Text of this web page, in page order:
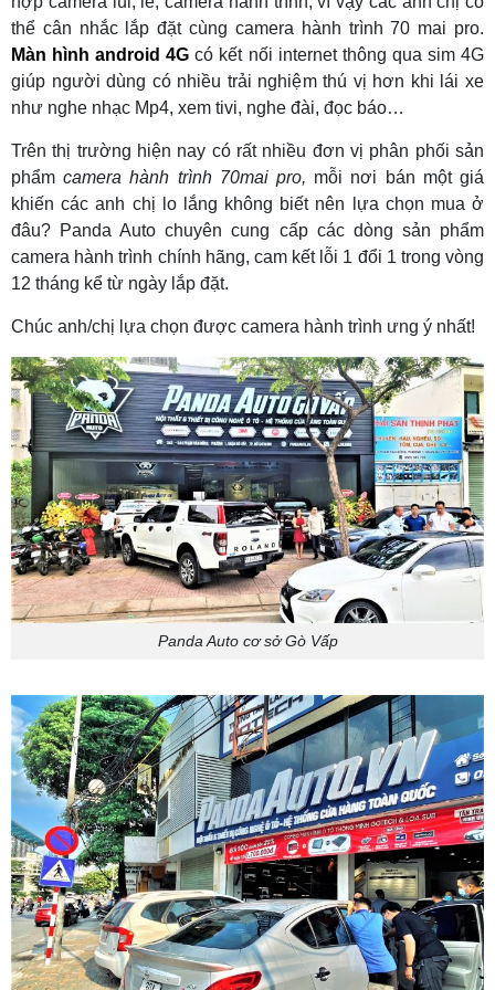
thể cân nhắc lắp đặt cùng camera hành trình 70 mai pro.
Màn hình android 4G có kết nối internet thông qua sim 4G
giúp người dùng có nhiều trải nghiệm thú vị hơn khi lái xe
như nghe nhạc Mp4, xem tivi, nghe đài, đọc báo…
Trên thị trường hiện nay có rất nhiều đơn vị phân phối sản
phẩmcamera hành trình 70mai pro, mỗi nơi bán một giá
khiến các anh chị lo lắng không biết nên lựa chọn mua ở
đâu? Panda Auto chuyên cung cấp các dòng sản phẩm
camera hành trình chính hãng, cam kết lỗi 1 đổi 1 trong vòng
12 tháng kể từ ngày lắp đặt.
Chúc anh/chị lựa chọn được camera hành trình ưng ý nhất!
Panda Auto cơ sở Gò Vấp